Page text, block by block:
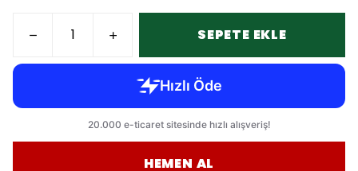
SEPETE EKLE
HEMEN AL